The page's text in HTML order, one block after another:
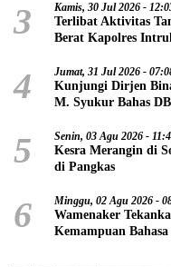
3 Kamis, 30 Jul 2026 -
Terlibat Aktivitas
Berat Kapolres
4 Jumat, 31 Jul 2026 -
Kunjungi Dirjen
M. Syukur Bahas
5 Senin, 03 Agu 2026 -
Kesra Merangin di
di Pangkas
6 Minggu, 02 Agu 2026 -
Wamenaker
Kemampuan